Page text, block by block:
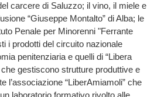
carcere di Saluzzo; il vino, il miele e
“Giuseppe Montalto” di Alba; le
Penale per Minorenni "Ferrante
i prodotti del circuito nazionale
penitenziaria e quelli di “Libera
gestiscono strutture produttive e
l’associazione “LiberAmiamoli” che